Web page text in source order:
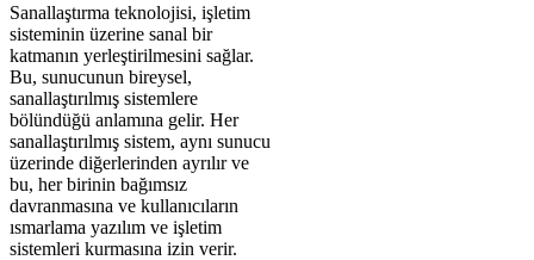
Sanallaştırma teknolojisi, işletim
sisteminin üzerine sanal bir
katmanın yerleştirilmesini sağlar.
Bu, sunucunun bireysel,
sanallaştırılmış sistemlere
bölündüğü anlamına gelir. Her
sanallaştırılmış sistem, aynı sunucu
üzerinde diğerlerinden ayrılır ve
bu, her birinin bağımsız
davranmasına ve kullanıcıların
ısmarlama yazılım ve işletim
sistemleri kurmasına izin verir.